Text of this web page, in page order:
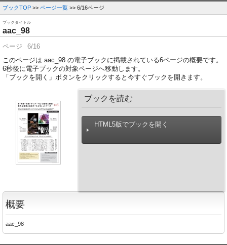
ブックTOP >> ページ一覧 >> 6/16ページ
ブックタイトル
aac_98
ページ
6/16
このページは aac_98 の電子ブックに掲載されている6ページの概要です。
6秒後に電子ブックの対象ページへ移動します。
「ブックを開く」ボタンをクリックすると今すぐブックを開きます。
ブックを読む
HTML5版でブックを開く
概要
aac_98